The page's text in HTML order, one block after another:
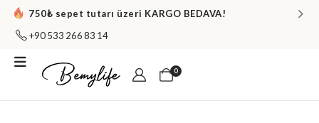
750₺ sepet tutarı üzeri KARGO BEDAVA!
+90 533 266 83 14
0